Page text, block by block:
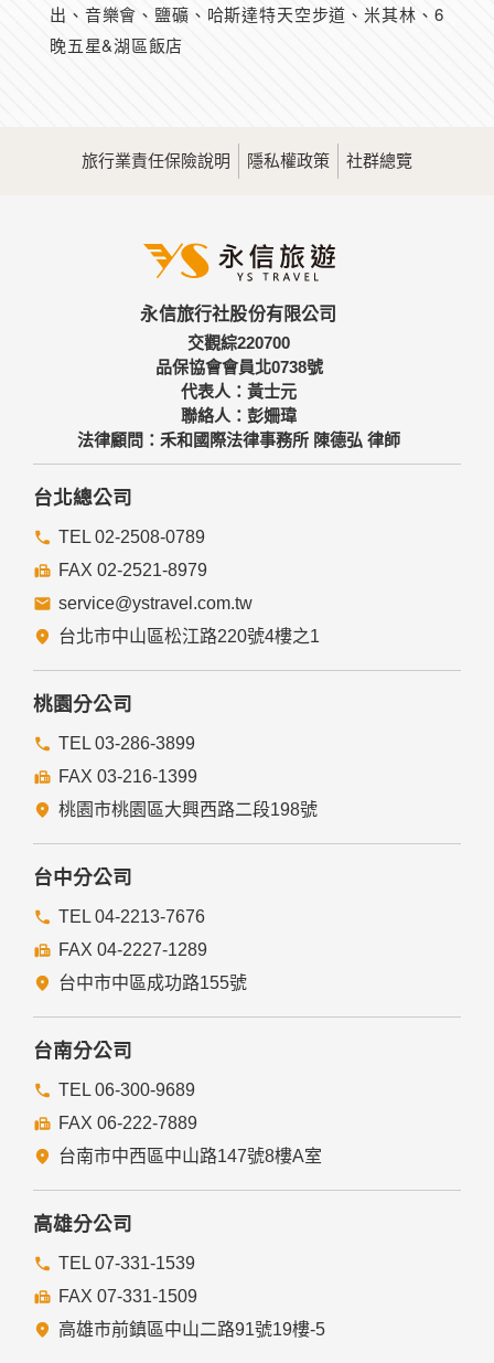
出、音樂會、鹽礦、哈斯達特天空步道、米其林、6
晚五星&湖區飯店
旅行業責任保險說明 隱私權政策 社群總覽
永信旅行社股份有限公司
交觀綜220700
品保協會會員北0738號
代表人：黃士元
聯絡人：彭姍瑋
法律顧問：禾和國際法律事務所 陳德弘 律師
台北總公司
TEL 02-2508-0789
FAX 02-2521-8979
service@ystravel.com.tw
台北市中山區松江路220號4樓之1
桃園分公司
TEL 03-286-3899
FAX 03-216-1399
桃園市桃園區大興西路二段198號
台中分公司
TEL 04-2213-7676
FAX 04-2227-1289
台中市中區成功路155號
台南分公司
TEL 06-300-9689
FAX 06-222-7889
台南市中西區中山路147號8樓A室
高雄分公司
TEL 07-331-1539
FAX 07-331-1509
高雄市前鎮區中山二路91號19樓-5